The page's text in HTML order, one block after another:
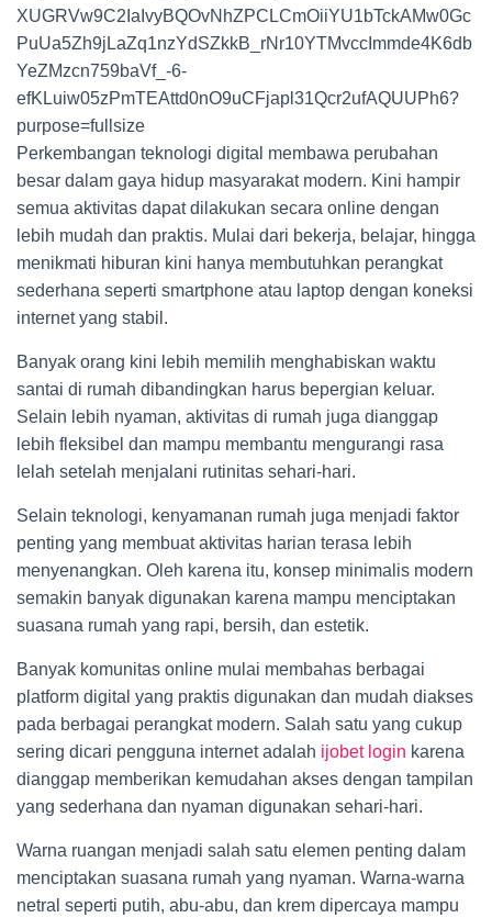
Perkembangan teknologi digital membawa perubahan
besar dalam gaya hidup masyarakat modern. Kini hampir
semua aktivitas dapat dilakukan secara online dengan
lebih mudah dan praktis. Mulai dari bekerja, belajar, hingga
menikmati hiburan kini hanya membutuhkan perangkat
sederhana seperti smartphone atau laptop dengan koneksi
internet yang stabil.
Banyak orang kini lebih memilih menghabiskan waktu
santai di rumah dibandingkan harus bepergian keluar.
Selain lebih nyaman, aktivitas di rumah juga dianggap
lebih fleksibel dan mampu membantu mengurangi rasa
lelah setelah menjalani rutinitas sehari-hari.
Selain teknologi, kenyamanan rumah juga menjadi faktor
penting yang membuat aktivitas harian terasa lebih
menyenangkan. Oleh karena itu, konsep minimalis modern
semakin banyak digunakan karena mampu menciptakan
suasana rumah yang rapi, bersih, dan estetik.
Banyak komunitas online mulai membahas berbagai
platform digital yang praktis digunakan dan mudah diakses
pada berbagai perangkat modern. Salah satu yang cukup
sering dicari pengguna internet adalah ijobet login karena
dianggap memberikan kemudahan akses dengan tampilan
yang sederhana dan nyaman digunakan sehari-hari.
Warna ruangan menjadi salah satu elemen penting dalam
menciptakan suasana rumah yang nyaman. Warna-warna
netral seperti putih, abu-abu, dan krem dipercaya mampu